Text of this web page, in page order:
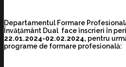
Departamentul Formare
Învățământ Dual face înscrieri în
22.01.2024-02.02.2024, pentru
programe de formare profesională: